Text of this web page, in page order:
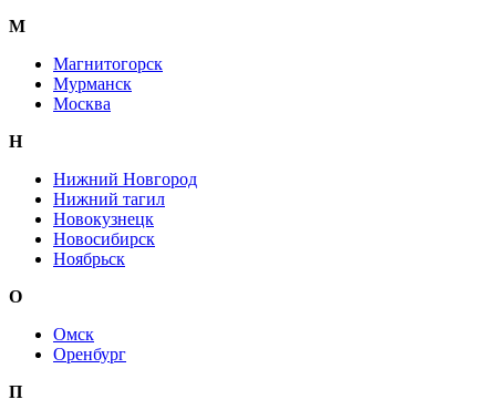
М
Магнитогорск
Мурманск
Москва
Н
Нижний Новгород
Нижний тагил
Новокузнецк
Новосибирск
Ноябрьск
О
Омск
Оренбург
П